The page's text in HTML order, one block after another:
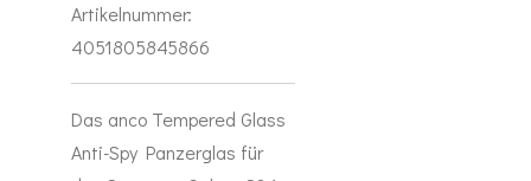
Artikelnummer:
4051805845866
Das anco Tempered Glass
Anti-Spy Panzerglas für